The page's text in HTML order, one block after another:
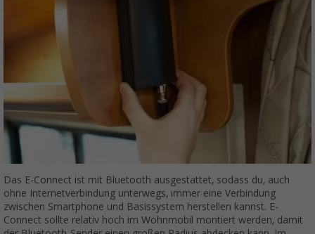
Das E-Connect ist mit Bluetooth ausgestattet, sodass du, auch
ohne Internetverbindung unterwegs, immer eine Verbindung
zwischen Smartphone und Basissystem herstellen kannst. E-
Connect sollte relativ hoch im Wohnmobil montiert werden, damit